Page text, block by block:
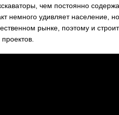
чем постоянно
немного удивляет население,
рынке, поэтому и